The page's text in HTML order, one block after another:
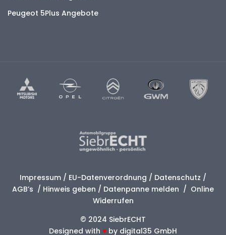
Peugeot 5Plus Angebote
Impressum / EU-Datenverordnung / Datenschutz /
AGB’s / Hinweis geben / Datenpanne melden / Online
Widerrufen
© 2024 SiebrECHT
Designed with ♥ by digital35 GmbH